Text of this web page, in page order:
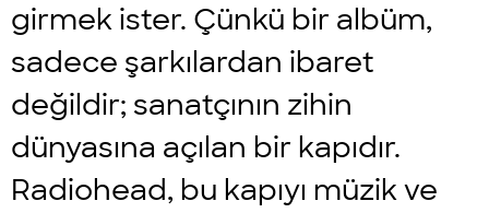
girmek ister. Çünkü bir albüm,
sadece şarkılardan ibaret
değildir; sanatçının zihin
dünyasına açılan bir kapıdır.
Radiohead, bu kapıyı müzik ve